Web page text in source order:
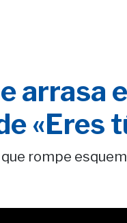
arrasa
«Eres
rompe